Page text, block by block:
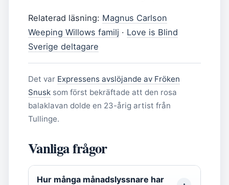
Relaterad läsning: Magnus Carlson
Weeping Willows familj · Love is Blind
Sverige deltagare
Det var Expressens avslöjande av Fröken
Snusk som först bekräftade att den rosa
balaklavan dolde en 23-årig artist från
Tullinge.
Vanliga frågor
Hur många månadslyssnare har